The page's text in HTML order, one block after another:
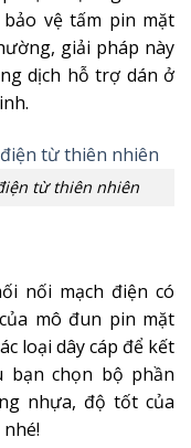
vệ tấm pin mặt
giải pháp này
dịch hỗ trợ dán ở
từ thiên nhiên
nối mạch điện có
mô đun pin mặt
loại dây cáp để kết
bạn chọn bộ phần
nhựa, độ tốt của